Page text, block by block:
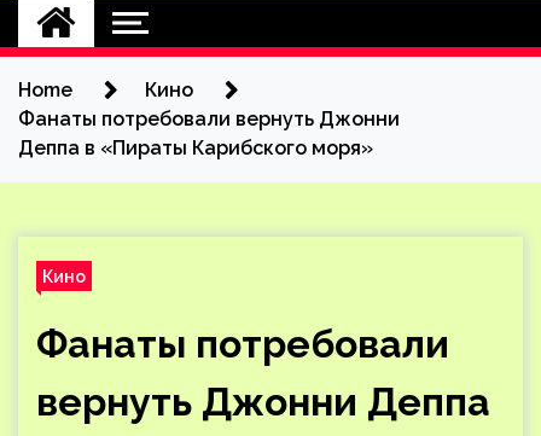
Home
Кино
Фанаты потребовали вернуть Джонни
Деппа в «Пираты Карибского моря»
Кино
Фанаты потребовали
вернуть Джонни Деппа